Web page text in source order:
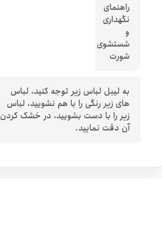
راهنمای
نگهداری
و
شستشوی
شورت
به لیبل لباس زیر توجه کنید، لباس
های زیر رنگی را با هم نشویید، لباس
زیر را با دست بشویید، در خشک کردن
آن دقت نمایید.